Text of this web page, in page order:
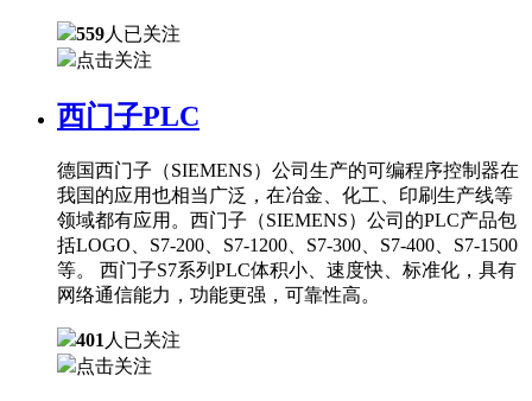
559人已关注
点击关注
西门子PLC
德国西门子（SIEMENS）公司生产的可编程序控制器在
我国的应用也相当广泛，在冶金、化工、印刷生产线等
领域都有应用。西门子（SIEMENS）公司的PLC产品包
括LOGO、S7-200、S7-1200、S7-300、S7-400、S7-1500
等。 西门子S7系列PLC体积小、速度快、标准化，具有
网络通信能力，功能更强，可靠性高。
401 人已关注
点击关注